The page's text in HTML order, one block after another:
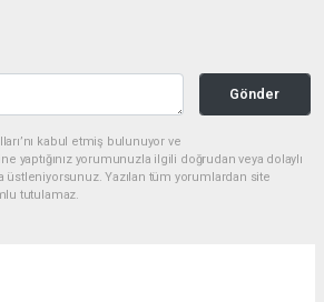
Gönder
kabul etmiş bulunuyor ve
yaptığınız yorumunuzla ilgili doğrudan veya dolaylı
üstleniyorsunuz. Yazılan tüm yorumlardan site
tutulamaz.